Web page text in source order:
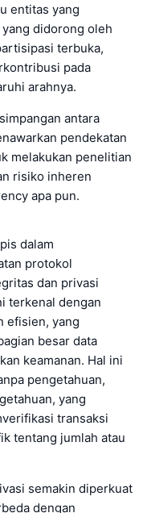
entitas yang
didorong oleh
terbuka,
pada
arahnya.
antara
pendekatan
melakukan penelitian
risiko inheren
apa pun.
dalam
protokol
dan privasi
terkenal dengan
efisien, yang
besar data
keamanan. Hal ini
pengetahuan,
yang
transaksi
tentang jumlah atau
semakin diperkuat
dengan